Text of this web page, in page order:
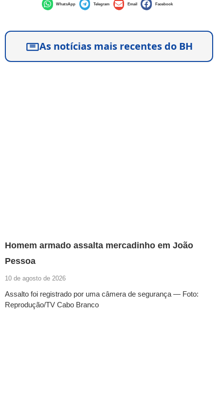
WhatsApp Telegram Email Facebook
As notícias mais recentes do BH
Homem armado assalta mercadinho em João
Pessoa
10 de agosto de 2026
Assalto foi registrado por uma câmera de segurança — Foto:
Reprodução/TV Cabo Branco